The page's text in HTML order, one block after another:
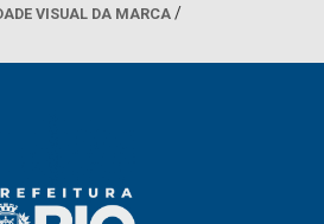
VISUAL DA MARCA